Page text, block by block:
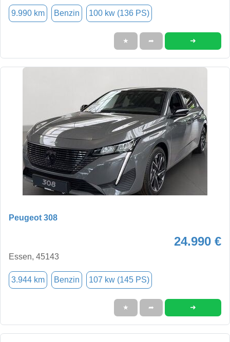
9.990 km Benzin 100 kw (136 PS)
★ ➦ ➜
Peugeot 308
24.990 €
Essen, 45143
3.944 km Benzin 107 kw (145 PS)
★ ➦ ➜